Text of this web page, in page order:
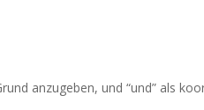
anzugeben, und “und” als